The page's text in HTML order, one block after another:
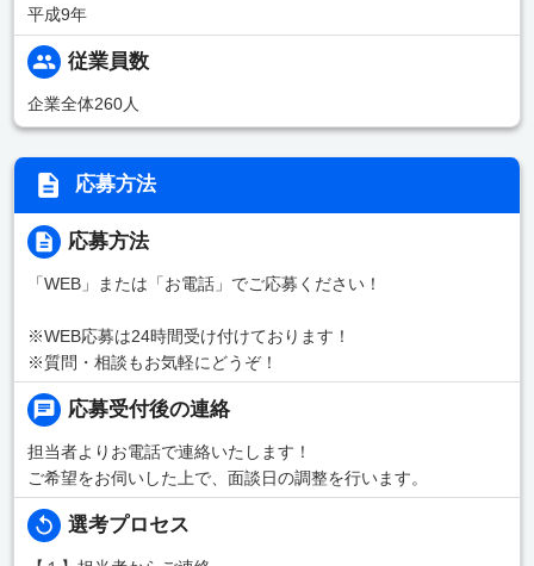
平成9年
従業員数
企業全体260人
応募方法
応募方法
「WEB」または「お電話」でご応募ください！
※WEB応募は24時間受け付けております！
※質問・相談もお気軽にどうぞ！
応募受付後の連絡
担当者よりお電話で連絡いたします！
ご希望をお伺いした上で、面談日の調整を行います。
選考プロセス